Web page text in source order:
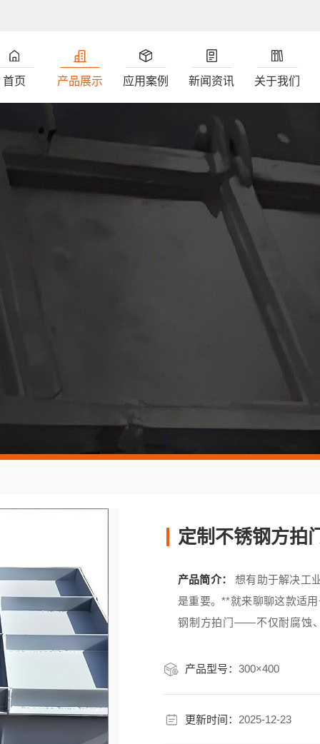
首页 产品展示 应用案例 新闻资讯 关于我们
定制不锈钢方拍
产品简介：
想有助于解决工
是重要。**就来聊聊这款适
钢制方拍门——不仅耐腐蚀
价比较好，省心又耐用。一
产品型号： 300×400
更新时间： 2025-12-23